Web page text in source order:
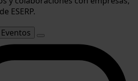
ESERP.